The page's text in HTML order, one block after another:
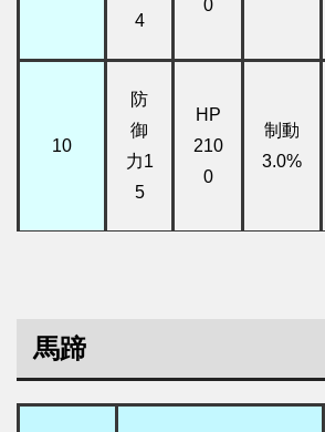
4
0
10
防
御
力1
5
HP
210
0
制動
3.0%
馬蹄